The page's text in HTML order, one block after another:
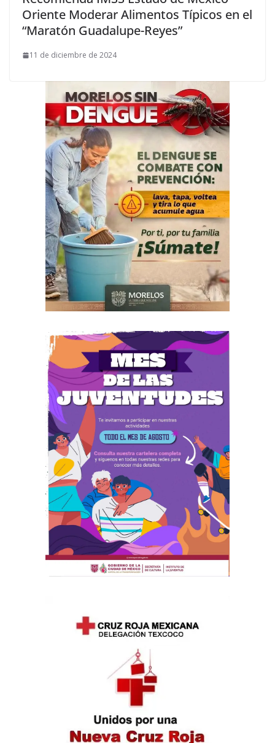
Oriente Moderar Alimentos Típicos en el
“Maratón Guadalupe-Reyes”
11 de diciembre de 2024